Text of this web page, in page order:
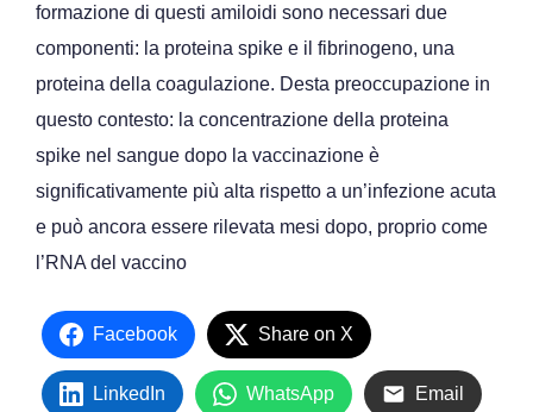
formazione di questi amiloidi sono necessari due
componenti: la proteina spike e il fibrinogeno, una
proteina della coagulazione. Desta preoccupazione in
questo contesto: la concentrazione della proteina
spike nel sangue dopo la vaccinazione è
significativamente più alta rispetto a un’infezione acuta
e può ancora essere rilevata mesi dopo, proprio come
l’RNA del vaccino
Facebook Share on X
LinkedIn WhatsApp Email